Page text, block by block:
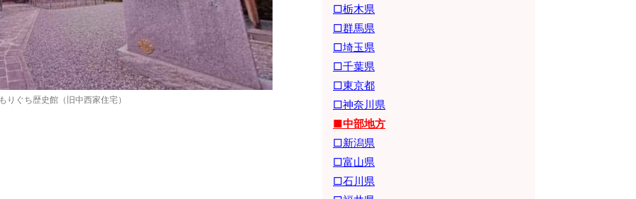
りぐち歴史館（旧中西家住宅）
□栃木県
□群馬県
□埼玉県
□千葉県
□東京都
□神奈川県
■中部地方
□新潟県
□富山県
□石川県